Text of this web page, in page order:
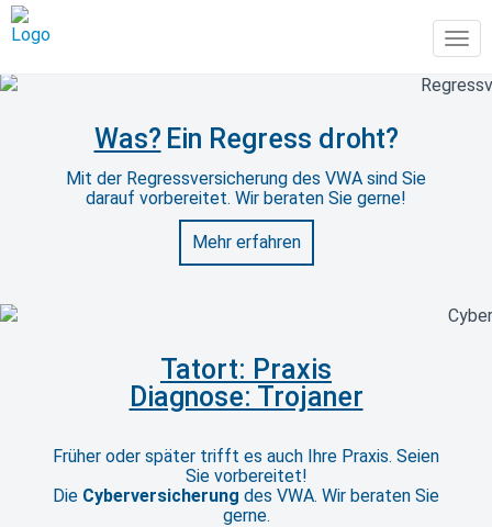
Was? Ein Regress droht?
Mit der Regressversicherung des VWA sind Sie
darauf vorbereitet. Wir beraten Sie gerne!
Mehr erfahren
Tatort: Praxis
Diagnose: Trojaner
Früher oder später trifft es auch Ihre Praxis. Seien
Sie vorbereitet!
Die Cyberversicherung des VWA. Wir beraten Sie
gerne.